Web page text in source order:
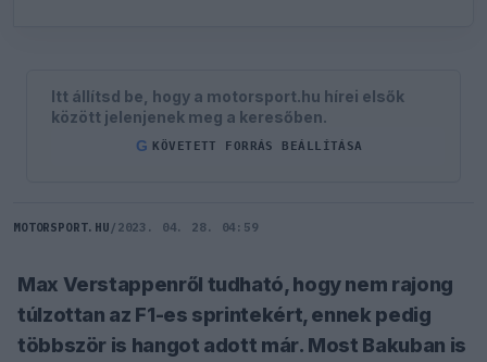
Itt állítsd be, hogy a motorsport.hu hírei elsők
között jelenjenek meg a keresőben.
G KÖVETETT FORRÁS BEÁLLÍTÁSA
MOTORSPORT.HU / 2023. 04. 28. 04:59
Max Verstappenről tudható, hogy nem rajong
túlzottan az F1-es sprintekért, ennek pedig
többször is hangot adott már. Most Bakuban is